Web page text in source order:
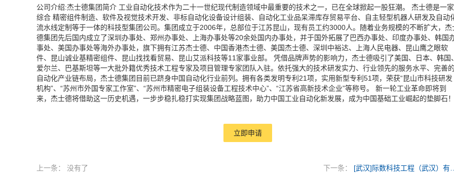
公司介绍:杰士德集团简介 工业自动化技术作为二十一世纪现代制造领域中最重要的技术之一，已在全球掀起一股狂潮。 杰士德是一家
综合 精密组件制造、软件及视觉技术开发、非标自动化设备设计组装、自动化工业品呆滞库存贸易平台、自主轻型机器人研发及自动
流水线定制等于一体的科技型集团公司。集团成立于2006年，总部位于江苏昆山，现有员工约3000人。随着业务规模的不断扩大，杰
德集团先后国内成立了深圳办事处、郑州办事处、上海办事处等20余处国内办事处，并于国外拓展了巴西办事处、印度办事处、韩国
事处、美国办事处等海外办事处，旗下拥有江苏杰士德、中国香港杰士德、美国杰士德、深圳中裕达、上海人民电器、昆山鹰之眼软
件、昆山诚业基精密组件、昆山找找看贸易、昆山艾派科技等11家事业部。 凭借品牌声势的影响力，杰士德吸引了美国、日本、韩国、
爱尔兰、巴基斯坦等一大批外籍优秀技术工程专家及项目管理专家团队入驻。依托强大的技术研发实力、行业领先的服务水平、完善的
自动化产业链布局，杰士德集团目前已跻身中国自动化行业前列。拥有各类发明专利21项，实用新型专利51项，荣获“昆山市科技研发
机构”、“苏州市外国专家工作室”、“苏州市精密电子组装设备工程技术中心”、“江苏省高新技术企业”等称号。 新一轮工业革命即将到
来，杰士德将借助这一历史机遇，一步步稳扎稳打实现集团战略蓝图，助力中国工业自动化新发展，成为中国基础工业崛起的垫脚石！
立即申请
上一条： 没有了 下一条： [武汉]际数科技